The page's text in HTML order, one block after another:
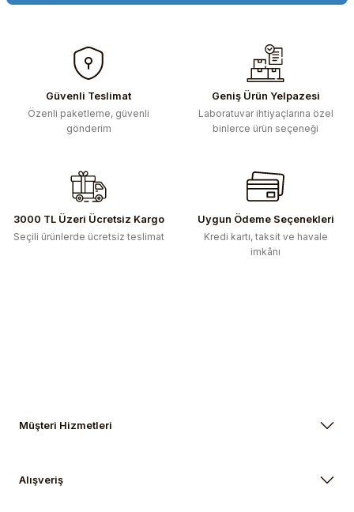
konularda yetersiz gördüğünüz noktaları öneri formunu
kullanarak tarafımıza iletebilirsiniz.
Görüş ve önerileriniz için teşekkür ederiz.
Ürün resmi kalitesiz, bozuk veya görüntülenemiyor.
Ürün fiyatı diğer sitelerden daha pahalı.
Bu ürüne benzer farklı alternatifler olmalı.
Güvenli Teslimat
Özenli paketleme, güvenli
gönderim
Geniş Ürün Yelpazesi
Laboratuvar ihtiyaçlarına özel
binlerce ürün seçeneği
3000 TL Üzeri Ücretsiz Kargo
Seçili ürünlerde ücretsiz teslimat
Uygun Ödeme Seçenekleri
Kredi kartı, taksit ve havale
imkânı
Müşteri Hizmetleri
Alışveriş